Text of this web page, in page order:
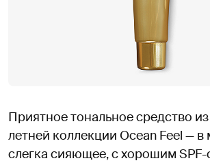
Приятное тональное средство
летней коллекции Ocean Feel — в
слегка сияющее, с хорошим